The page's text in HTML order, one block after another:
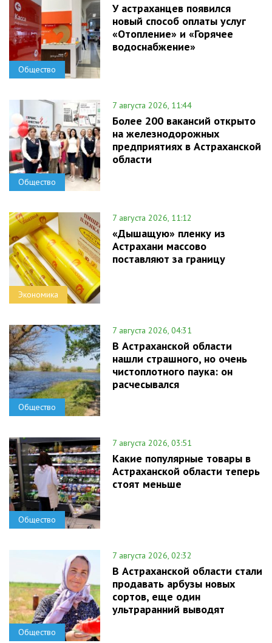
Общество
У астраханцев появился
новый способ оплаты услуг
«Отопление» и «Горячее
водоснабжение»
Общество
7 августа 2026, 11:44
Более 200 вакансий открыто
на железнодорожных
предприятиях в Астраханской
области
Экономика
7 августа 2026, 11:12
«Дышащую» пленку из
Астрахани массово
поставляют за границу
Общество
7 августа 2026, 04:31
В Астраханской области
нашли страшного, но очень
чистоплотного паука: он
расчесывался
Общество
7 августа 2026, 03:51
Какие популярные товары в
Астраханской области теперь
стоят меньше
Общество
7 августа 2026, 02:32
В Астраханской области стали
продавать арбузы новых
сортов, еще один
ультраранний выводят